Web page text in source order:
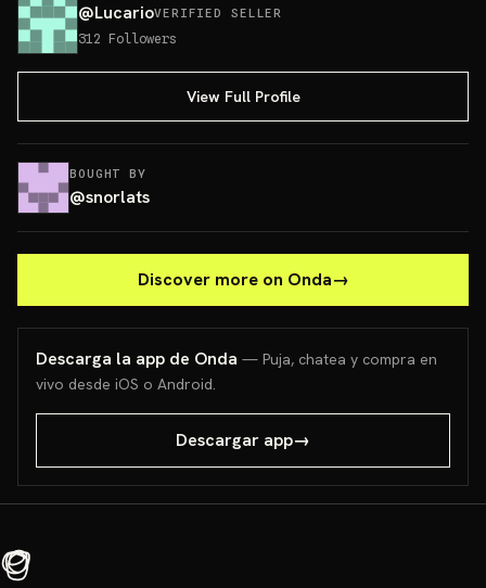
@LucarioVERIFIED SELLER
312 Followers
View Full Profile
BOUGHT BY
@snorlats
Discover more on Onda→
Descarga la app de Onda — Puja, chatea y compra en
vivo desde iOS o Android.
Descargar app→